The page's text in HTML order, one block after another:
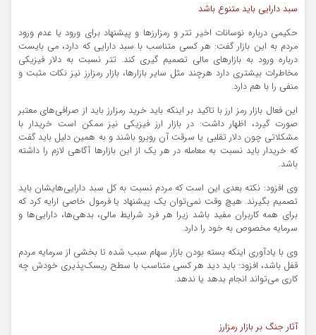
سبد دارایی باید متنوع باشد
حکیمی درباره نوسانات اخیر تتر و رمزارزها و پیشنهاد برای ورود یا عدم ورود
مردم به این بازار گفت: هر کسی متناسب با سبد دارایی که دارد، می بایست
درباره ورود به بازارهای مالی تصمیم گیری کند. تتر نسبت به دلار فیزیکی
مخاطرات بیشتری دارد هرچند مثل سایر بازارها، بازار رمزارز نیز نکات مثبت و
منفی را با هم دارد.
این فعال بازار رمز ارز با تاکید بر اینکه باید خرید رمزارز باید از صرافی‌های معتبر
صورت گیرد، اظهار داشت: در بازار ارز فیزیکی نیز ممکن است خریدار با
مشکلاتی چون دلار تقلبی یا سرقت آن روبرو باشند و به همین دلیل باید گفت
که خریدار باید نسبت به معامله در هر یک از این بازارها آگاهی لازم را داشته
باشد.
وی افزود: نکته بعدی این است که مردم نسبت به کل سبد دارایی‌هایشان باید
تصمیم بگیرند. هیچ وقت نمی‌توان یک پیشنهاد یا فرمول خاصی ارایه کرد که
برای همه کاربران مفید باشد زیرا هر فرد شرایط مالی، بدهی‌ها، دارایی‌ها و
سرمایه مخصوص به خود را دارد.
وی با یادآوری اینکه بسته بودن بازار سهام سبب شده تا بخشی از سرمایه مردم
قفل باشد، افزود: باید دید هر کسی متناسب با سطح ریسک‌پذیری خودش چه
کاری می‌تواند انجام بدهد یا ندهد.
آثار جنگ بر بازار رمزارز